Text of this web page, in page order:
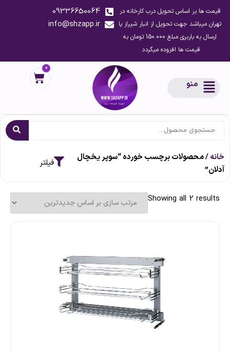
قیمت ها بر اساس تحویل درب کارخانه در
تهران میباشد جهت تحویل از انبار شیراز یا
ارسال به باربری مبلغ 150.000 تومان به
قیمت ها افزوده میگردد
09336650064
info@shzapp.ir
منو
0
خانه/ محصولات برچسب خورده “سوپر یخچال
آدلان”
Showing all 2 results